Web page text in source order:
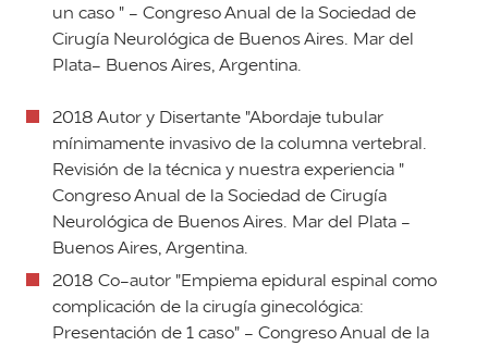
un caso " - Congreso Anual de la Sociedad de
Cirugía Neurológica de Buenos Aires. Mar del
Plata- Buenos Aires, Argentina.
2018 Autor y Disertante "Abordaje tubular
mínimamente invasivo de la columna vertebral.
Revisión de la técnica y nuestra experiencia "
Congreso Anual de la Sociedad de Cirugía
Neurológica de Buenos Aires. Mar del Plata -
Buenos Aires, Argentina.
2018 Co-autor "Empiema epidural espinal como
complicación de la cirugía ginecológica:
Presentación de 1 caso" - Congreso Anual de la